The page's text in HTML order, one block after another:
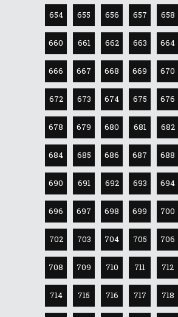
654 655 656 657 658
660 661 662 663 664
666 667 668 669 670
672 673 674 675 676
678 679 680 681 682
684 685 686 687 688
690 691 692 693 694
696 697 698 699 700
702 703 704 705 706
708 709 710 711 712
714 715 716 717 718